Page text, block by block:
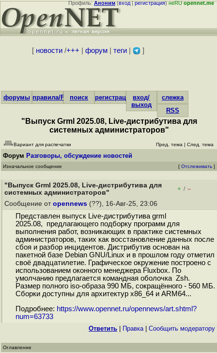
Профиль:Аноним(вход|регистрация)неRUopennet.me
[ новости/+++ форум| теги| ]
форумы правила/FAQпоиск регистрациявход/
выход
слежка
RSS
"Выпуск Grml 2025.08, Live-дистрибутива для
системных администраторов"
Вариант для распечатки Пред. тема | След. тема
Форум Разговоры, обсуждение новостей
Изначальное сообщение [ Отслеживать ]
"Выпуск Grml 2025.08, Live-дистрибутива для
системных администраторов"
+ / –
Сообщение от opennews (??), 16-Авг-25, 23:06
Представлен выпуск Live-дистрибутива grml
2025.08, предлагающего подборку программ для
выполнения работ, возникающих в практике системных
администраторов, таких как восстановление данных после
сбоя и разбор инцидентов. Дистрибутив основан на
пакетной базе Debian GNU/Linux и в прошлом году отметил
своё двадцатилетие. Графическое окружение построено с
использованием оконного менеджера Fluxbox. По
умолчанию предлагается командная оболочка Zsh.
Размер полного iso-образа 990 МБ, сокращённого - 560 МБ.
Сборки доступны для архитектур x86_64 и ARM64...
Подробнее: https://www.opennet.ru/opennews/art.shtml?
num=63733
Ответить Правка| Cообщить модератору
Оглавление